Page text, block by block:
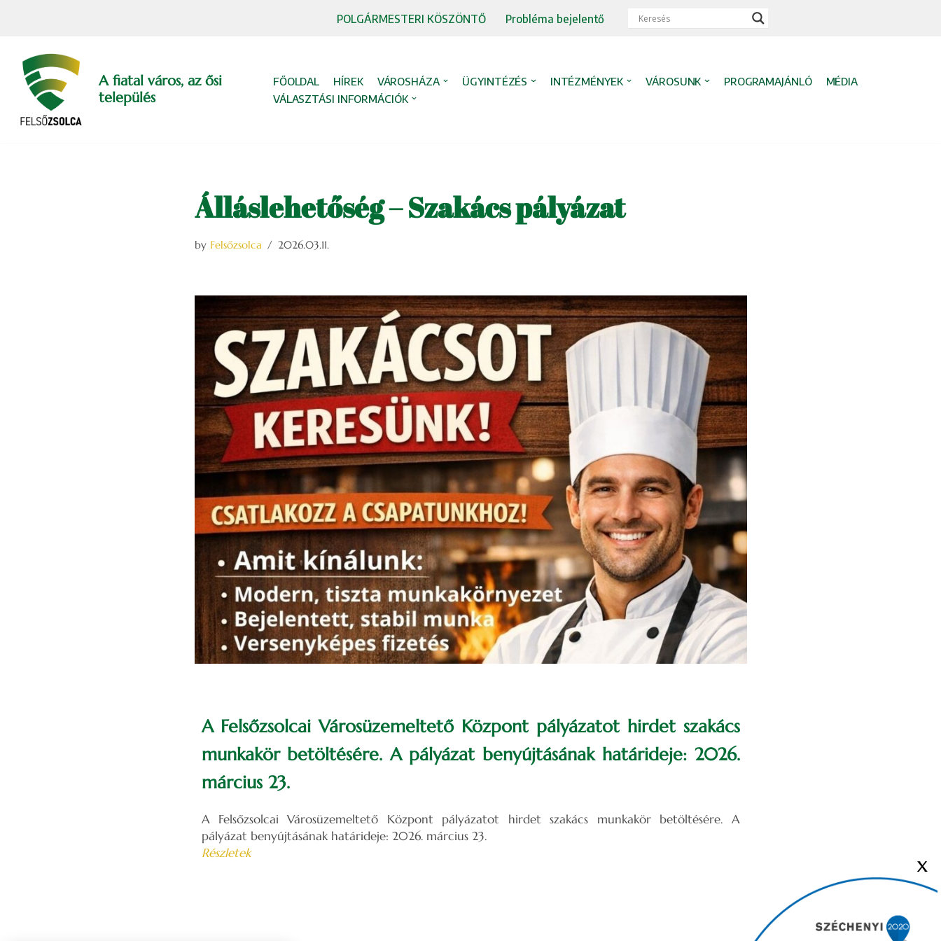
content
POLGÁRMESTERI KÖSZÖNTŐ Probléma bejelentő
A fiatal város, az ősi
település
FŐOLDAL HÍREK VÁROSHÁZA ÜGYINTÉZÉS INTÉZMÉNYEK VÁROSUNK PROGRAMAJÁNLÓ
MÉDIA
VÁLASZTÁSI INFORMÁCIÓK
Álláslehetőség – Szakács pályázat
by Felsőzsolca 2026.03.11.
A Felsőzsolcai Városüzemeltető Központ pályázatot hirdet szakács
munkakör betöltésére. A pályázat benyújtásának határideje: 2026.
március 23.
A Felsőzsolcai Városüzemeltető Központ pályázatot hirdet szakács munkakör betöltésére. A
pályázat benyújtásának határideje: 2026. március 23.
Részletek
X